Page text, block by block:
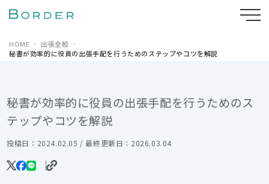
HOME
出張全般
秘書が効率的に役員の出張手配を行うためのステップやコツを解説
秘書が効率的に役員の出張手配を行うためのス
テップやコツを解説
投稿日：2024.02.05 / 最終更新日：2026.03.04